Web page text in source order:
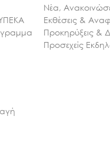
Νέα,
Εκθέσεις &
Προκηρύξεις &
Προσεχείς